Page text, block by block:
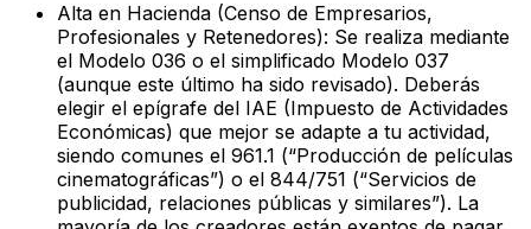
Alta en Hacienda (Censo de Empresarios,
Profesionales y Retenedores): Se realiza mediante
el Modelo 036 o el simplificado Modelo 037
(aunque este último ha sido revisado). Deberás
elegir el epígrafe del IAE (Impuesto de Actividades
Económicas) que mejor se adapte a tu actividad,
siendo comunes el 961.1 (“Producción de películas
cinematográficas”) o el 844/751 (“Servicios de
publicidad, relaciones públicas y similares”). La